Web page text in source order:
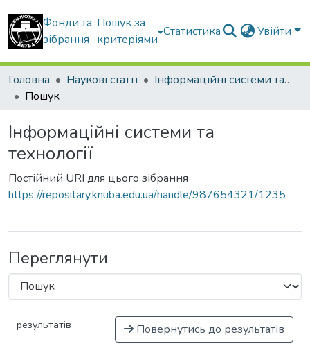
Фонди та
зібрання
Пошук за
критеріями
Статистика Увійти
Головна Наукові статті
Інформаційні системи та технології
Пошук
Інформаційні системи та
технології
Постійний URI для цього зібрання
https://repositary.knuba.edu.ua/handle/987654321/1235
Переглянути
результатів Повернутись до результатів